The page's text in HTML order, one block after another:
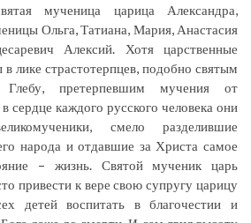
мученица царица Александра,
Ольга, Татиана, Мария, Анастасия
Алексий. Хотя царственные
лике страстотерпцев, подобно святым
претерпевшим мучения от
сердце каждого русского человека они
смело разделившие
народа и отдавшие за Христа самое
– жизнь. Святой мученик царь
привести к вере свою супругу царицу
детей воспитать в благочестии и